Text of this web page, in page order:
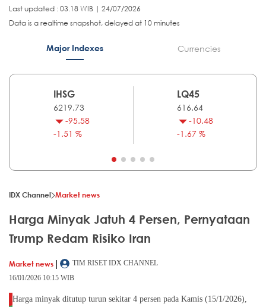
Last updated : 03.18 WIB | 24/07/2026
Data is a realtime snapshot, delayed at 10 minutes
Major Indexes Currencies
IHSG
6219.73
-95.58
-1.51 %
LQ45
616.64
-10.48
-1.67 %
IDX Channel Market news
Harga Minyak Jatuh 4 Persen, Pernyataan
Trump Redam Risiko Iran
Market news |
TIM RISET IDX CHANNEL
16/01/2026 10:15 WIB
Harga minyak ditutup turun sekitar 4 persen pada Kamis (15/1/2026),